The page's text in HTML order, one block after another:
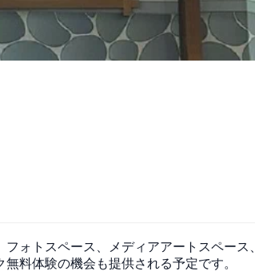
ォトスペース、メディアアートスペー
料体験の機会も提供される予定です。